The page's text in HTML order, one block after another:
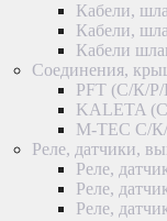
Кабели,
Кабели,
Кабели
Соединения,
PFT (С/К/
KALETA
M-TEC С/
Реле, датчики,
Реле,
Реле,
Реле,